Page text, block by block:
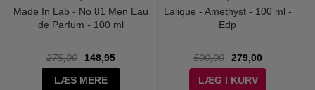
Made In Lab - No 81 Men Eau
de Parfum - 100 ml
275,00
148,95
LÆS MERE
Lalique - Amethyst - 100 ml -
Edp
500,00
279,00
LÆG I KURV